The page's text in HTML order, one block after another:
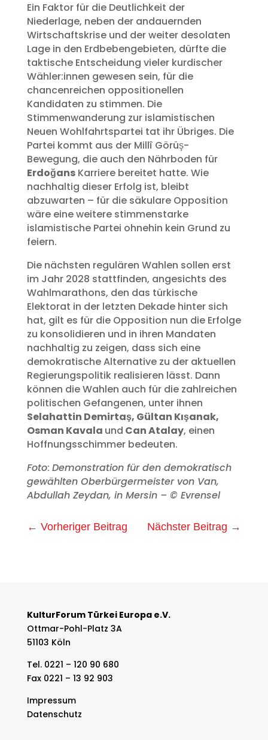
Ein Faktor für die Deutlichkeit der
Niederlage, neben der andauernden
Wirtschaftskrise und der weiter desolaten
Lage in den Erdbebengebieten, dürfte die
taktische Entscheidung vieler kurdischer
Wähler:innen gewesen sein, für die
chancenreichen oppositionellen
Kandidaten zu stimmen. Die
Stimmenwanderung zur islamistischen
Neuen Wohlfahrtspartei tat ihr Übriges. Die
Partei kommt aus der Millî Görüş-
Bewegung, die auch den Nährboden für
ErdoğansKarriere bereitet hatte. Wie
nachhaltig dieser Erfolg ist, bleibt
abzuwarten – für die säkulare Opposition
wäre eine weitere stimmenstarke
islamistische Partei ohnehin kein Grund zu
feiern.
Die nächsten regulären Wahlen sollen erst
im Jahr 2028 stattfinden, angesichts des
Wahlmarathons, den das türkische
Elektorat in der letzten Dekade hinter sich
hat, gilt es für die Opposition nun die Erfolge
zu konsolidieren und in ihren Mandaten
nachhaltig zu zeigen, dass sich eine
demokratische Alternative zu der aktuellen
Regierungspolitik realisieren lässt. Dann
können die Wahlen auch für die zahlreichen
politischen Gefangenen, unter ihnen
Selahattin Demirtaş, Gültan Kışanak,
Osman Kavala und Can Atalay, einen
Hoffnungsschimmer bedeuten.
Foto: Demonstration für den demokratisch
gewählten Oberbürgermeister von Van,
Abdullah Zeydan, in Mersin – © Evrensel
← Vorheriger Beitrag Nächster Beitrag →
KulturForum Türkei Europa e.V.
Ottmar-Pohl-Platz 3A
51103 Köln
Tel. 0221 – 120 90 680
Fax 0221 – 13 92 903
Impressum
Datenschutz